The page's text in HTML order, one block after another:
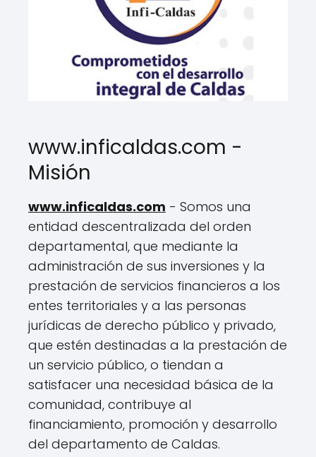
www.inficaldas.com -
Misión
www.inficaldas.com - Somos una
entidad descentralizada del orden
departamental, que mediante la
administración de sus inversiones y la
prestación de servicios financieros a los
entes territoriales y a las personas
jurídicas de derecho público y privado,
que estén destinadas a la prestación de
un servicio público, o tiendan a
satisfacer una necesidad básica de la
comunidad, contribuye al
financiamiento, promoción y desarrollo
del departamento de Caldas.